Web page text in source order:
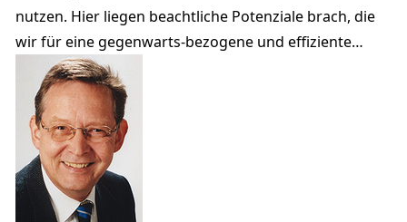
nutzen. Hier liegen beachtliche Potenziale brach, die
wir für eine gegenwarts-bezogene und effiziente
Informationsverarbeitung nicht nutzen.